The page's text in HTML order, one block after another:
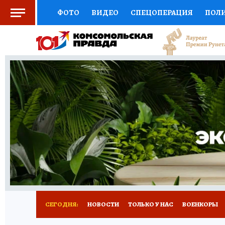
ФОТО ВИДЕО СПЕЦОПЕРАЦИЯ
СОЦПОДДЕРЖКА НАУКА СПОРТ
ВЫБОР ЭКСПЕРТОВ ДОКТОР
КНИЖНАЯ ПОЛКА ПРОГНОЗЫ НА СПОРТ
ПРЕСС-ЦЕНТР НЕДВИЖИМОСТЬ
РАДИО КП РЕКЛАМА ТЕСТЫ НОВОЕ
СЕГОДНЯ: НОВОСТИ ТОЛЬКО У НАС ВОЕНКОРЫ